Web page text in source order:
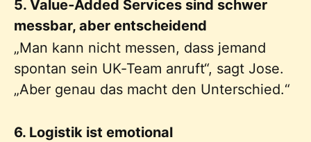
5. Value‑Added Services sind schwer
messbar, aber entscheidend
„Man kann nicht messen, dass jemand
spontan sein UK‑Team anruft“, sagt Jose.
„Aber genau das macht den Unterschied.“
6. Logistik ist emotional